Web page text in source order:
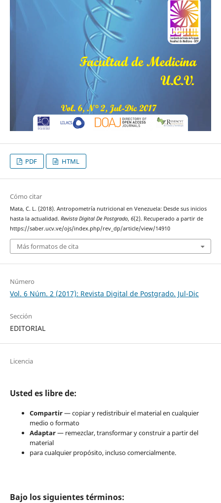
PDF HTML
Cómo citar
Mata, C. L. (2018). Antropometría nutricional en Venezuela: Desde sus inicios
hasta la actualidad. Revista Digital De Postgrado, 6(2). Recuperado a partir de
https://saber.ucv.ve/ojs/index.php/rev_dp/article/view/14910
Más formatos de cita
Número
Vol. 6 Núm. 2 (2017): Revista Digital de Postgrado. Jul-Dic
Sección
EDITORIAL
Licencia
Usted es libre de:
Compartir— copiar y redistribuir el material en cualquier
medio o formato
Adaptar— remezclar, transformar y construir a partir del
material
para cualquier propósito, incluso comercialmente.
Bajo los siguientes términos: